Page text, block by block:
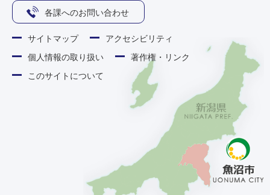
各課へのお問い合わせ
サイトマップ
アクセシビリティ
個人情報の取り扱い
著作権・リンク
このサイトについて